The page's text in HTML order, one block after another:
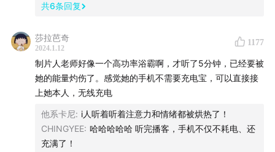
第一部分：关于《再见爱人》
内容人永不疲惫，一直想要突破就不会疲惫
再见爱人探讨的是关系里没有被主流过多讨论的那
找嘉宾最难的是“双同意”，且问题可呈现可讨论
为什么再见爱人呈现出更多“女强男弱”的关系
共6条回复
莎拉芭奇
2024.1.12
1177
制片人老师好像一个高功率浴霸啊，才听了5分钟，已经要被
她的能量灼伤了。感觉她的手机不需要充电宝，可以直接接
上她本人，无线充电
他系卡尼: i人听着听着注意力和情绪都被烘热了！
CHINGYEE: 哈哈哈哈哈 听完播客，手机不仅不耗电、还
充满了！